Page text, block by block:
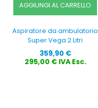
AGGIUNGI AL CARRELLO
Aspiratore da ambulatorio
Super Vega 2 Litri
Prezzo
359,90 €
295,00 € IVA Esc.